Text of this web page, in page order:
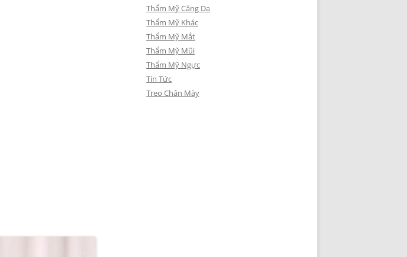
Thẩm Mỹ Căng Da
Thẩm Mỹ Khác
Thẩm Mỹ Mắt
Thẩm Mỹ Mũi
Thẩm Mỹ Ngực
Tin Tức
Treo Chân Mày